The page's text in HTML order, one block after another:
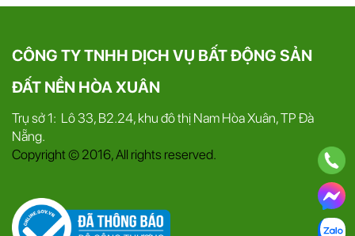
CÔNG TY TNHH DỊCH VỤ BẤT ĐỘNG SẢN
ĐẤT NỀN HÒA XUÂN
Trụ sở 1: Lô 33, B2.24, khu đô thị Nam Hòa Xuân, TP Đà
Nẵng.
Copyright © 2016, All rights reserved.